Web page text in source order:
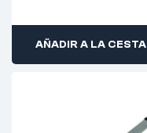
AÑADIR A LA CESTA